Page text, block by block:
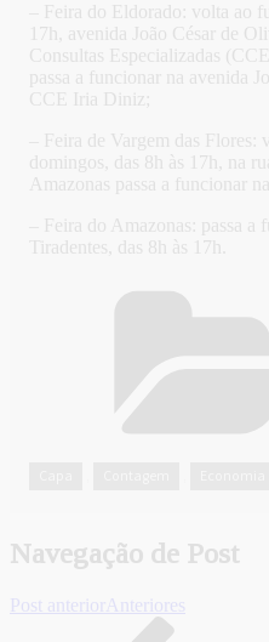
– Feira do Eldorado: volta ao
17h, avenida João César de
Consultas Especializadas
passa a funcionar na avenida
CCE Iria Diniz;
– Feira de Vargem das
domingos, das 8h às 17h, na
Amazonas passa a funcionar
– Feira do Amazonas: passa
Tiradentes, das 8h às 17h.
Navegação de Post
Post anterior Anteriores